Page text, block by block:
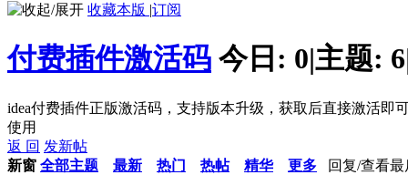
收藏本版 |订阅
付费插件激活码 今日: 0|主题: 6
idea付费插件正版激活码，支持版本升级，获取后直接激活
使用
返 回 发新帖
新窗 全部主题 最新 热门 热帖 精华 更多 回复/查看最